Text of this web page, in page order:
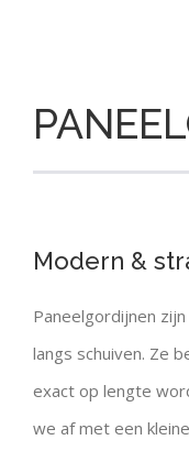
Modern &
Paneelgordijnen
langs schuiven. Ze
exact op lengte
we af met een